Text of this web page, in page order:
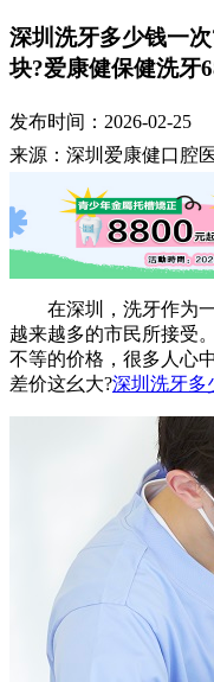
深圳洗牙多少钱一
块?爱康健保健洗牙
发布时间：2026-02-25
来源：深圳爱康健口腔
在深圳，洗牙作为一
越来越多的市民所接受
不等的价格，很多人心
差价这幺大?深圳洗牙多